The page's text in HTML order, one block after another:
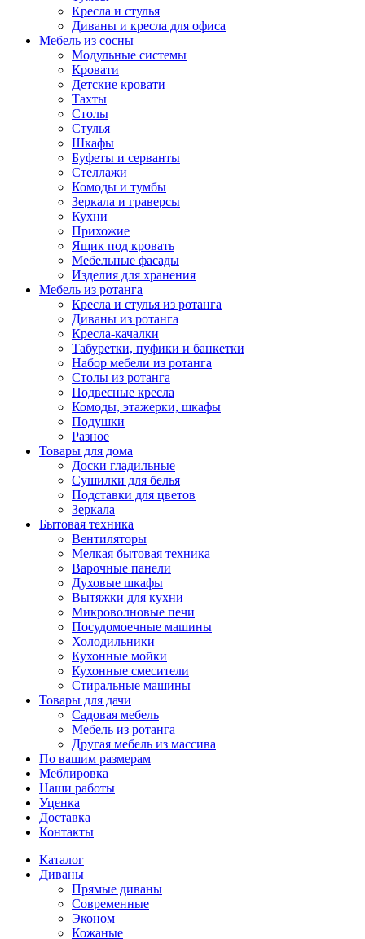
Кресла и стулья
Диваны и кресла для офиса
Мебель из сосны
Модульные системы
Кровати
Детские кровати
Тахты
Столы
Стулья
Шкафы
Буфеты и серванты
Стеллажи
Комоды и тумбы
Зеркала и граверсы
Кухни
Прихожие
Ящик под кровать
Мебельные фасады
Изделия для хранения
Мебель из ротанга
Кресла и стулья из ротанга
Диваны из ротанга
Кресла-качалки
Табуретки, пуфики и банкетки
Набор мебели из ротанга
Столы из ротанга
Подвесные кресла
Комоды, этажерки, шкафы
Подушки
Разное
Товары для дома
Доски гладильные
Сушилки для белья
Подставки для цветов
Зеркала
Бытовая техника
Вентиляторы
Мелкая бытовая техника
Варочные панели
Духовые шкафы
Вытяжки для кухни
Микроволновые печи
Посудомоечные машины
Холодильники
Кухонные мойки
Кухонные смесители
Стиральные машины
Товары для дачи
Садовая мебель
Мебель из ротанга
Другая мебель из массива
По вашим размерам
Меблировка
Наши работы
Уценка
Доставка
Контакты
Каталог
Диваны
Прямые диваны
Современные
Эконом
Кожаные